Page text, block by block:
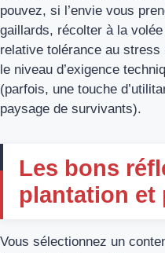
pouvez, si l’envie vous
gaillards, récolter à la
relative tolérance au
le niveau d’exigence
(parfois, une touche
paysage de survivants).
Les bons
plantation et
Vous sélectionnez un